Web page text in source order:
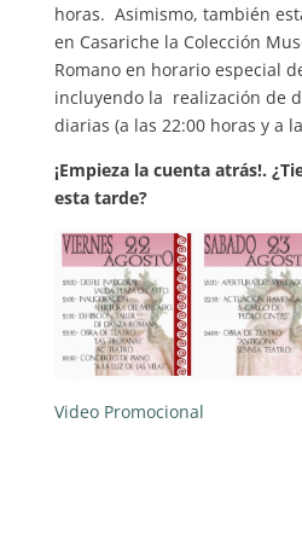
horas. Asimismo, también
en Casariche la Colección
Romano en horario especial
incluyendo la realización de
diarias (a las 22:00 horas y a
¡Empieza la cuenta atrás!.
esta tarde?
Video Promocional